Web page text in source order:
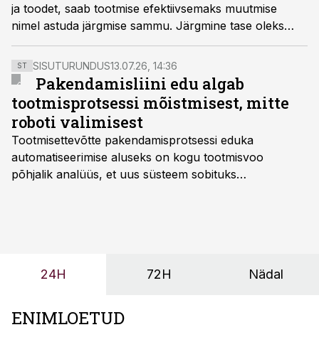
ja toodet, saab tootmise efektiivsemaks muutmise
nimel astuda järgmise sammu. Järgmine tase oleks
uutel alustel tootmisplaani koostamine, luues nii oma
ettevõtte tootmismudeli, ütleb peagi Äripäeva
Akadeemias uue tootmise peenplaneerimise
koolitusega alustav koolitaja Peeter Parvelo.
ST SISUTURUNDUS13.07.26, 14:36
Pakendamisliini edu algab
tootmisprotsessi mõistmisest, mitte
roboti valimisest
Tootmisettevõtte pakendamisprotsessi eduka
automatiseerimise aluseks on kogu tootmisvoo
põhjalik analüüs, et uus süsteem sobituks
OÜ tegevjuht Sander Mitendorf.
24H 72H Nädal
ENIMLOETUD